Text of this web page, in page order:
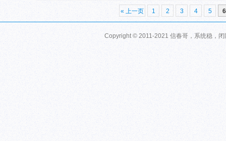
RMAN-11003
« 上一页
1 2 3 4 5 6
Copyright © 2011-2021 信春哥，系统稳，